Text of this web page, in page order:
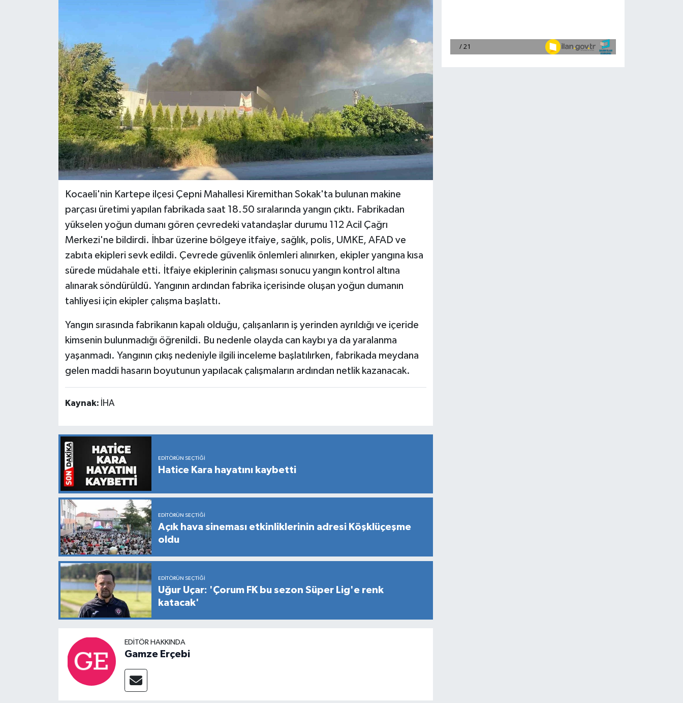
Kocaeli'nin Kartepe ilçesi Çepni Mahallesi Kiremithan Sokak'ta bulunan makine
parçası üretimi yapılan fabrikada saat 18.50 sıralarında yangın çıktı. Fabrikadan
yükselen yoğun dumanı gören çevredeki vatandaşlar durumu 112 Acil Çağrı
Merkezi'ne bildirdi. İhbar üzerine bölgeye itfaiye, sağlık, polis, UMKE, AFAD ve
zabıta ekipleri sevk edildi. Çevrede güvenlik önlemleri alınırken, ekipler yangına kısa
sürede müdahale etti. İtfaiye ekiplerinin çalışması sonucu yangın kontrol altına
alınarak söndürüldü. Yangının ardından fabrika içerisinde oluşan yoğun dumanın
tahliyesi için ekipler çalışma başlattı.
Yangın sırasında fabrikanın kapalı olduğu, çalışanların iş yerinden ayrıldığı ve içeride
kimsenin bulunmadığı öğrenildi. Bu nedenle olayda can kaybı ya da yaralanma
yaşanmadı. Yangının çıkış nedeniyle ilgili inceleme başlatılırken, fabrikada meydana
gelen maddi hasarın boyutunun yapılacak çalışmaların ardından netlik kazanacak.
Kaynak: İHA
EDITÖRÜN SEÇTIĞI
Hatice Kara hayatını kaybetti
EDITÖRÜN SEÇTIĞI
Açık hava sineması etkinliklerinin adresi Köşklüçeşme
oldu
EDITÖRÜN SEÇTIĞI
Uğur Uçar: 'Çorum FK bu sezon Süper Lig'e renk
katacak'
EDITÖR HAKKINDA
Gamze Erçebi